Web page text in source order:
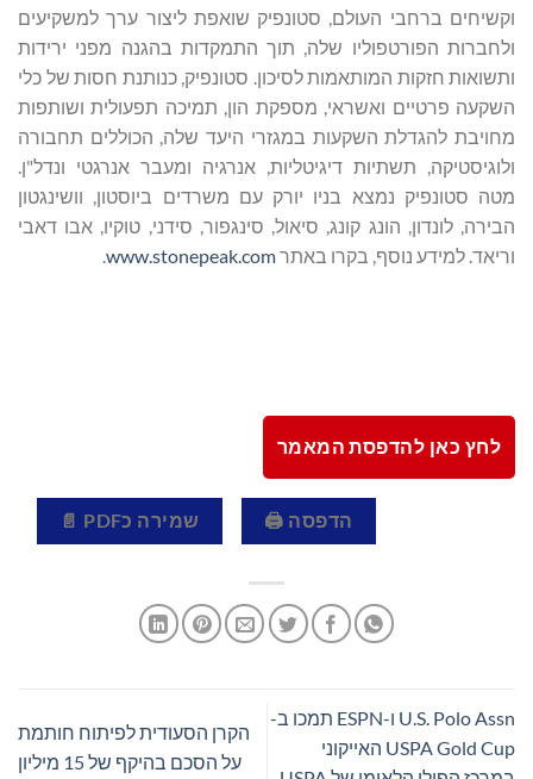
וקשיחים ברחבי העולם, סטונפיק שואפת ליצור ערך למשקיעים
ולחברות הפורטפוליו שלה, תוך התמקדות בהגנה מפני ירידות
ותשואות חזקות המותאמות לסיכון. סטונפיק, כנותנת חסות של כלי
השקעה פרטיים ואשראי, מספקת הון, תמיכה תפעולית ושותפות
מחויבת להגדלת השקעות במגזרי היעד שלה, הכוללים תחבורה
ולוגיסטיקה, תשתיות דיגיטליות, אנרגיה ומעבר אנרגטי ונדל"ן.
מטה סטונפיק נמצא בניו יורק עם משרדים ביוסטון, וושינגטון
הבירה, לונדון, הונג קונג, סיאול, סינגפור, סידני, טוקיו, אבו דאבי
וריאד. למידע נוסף, בקרו באתרwww.stonepeak.com
.
לחץ כאן להדפסת המאמר
הדפסה 🖨 שמירה כPDF 📄
U.S. Polo Assn ו-ESPN תמכו ב-
USPA Gold Cup האייקוני
הקרן הסעודית לפיתוח חותמת
על הסכם בהיקף של 15 מיליון